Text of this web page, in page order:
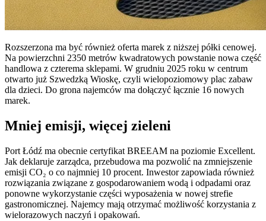
Rozszerzona ma być również oferta marek z niższej półki cenowej.
Na powierzchni 2350 metrów kwadratowych powstanie nowa część
handlowa z czterema sklepami. W grudniu 2025 roku w centrum
otwarto już Szwedzką Wioskę, czyli wielopoziomowy plac zabaw
dla dzieci. Do grona najemców ma dołączyć łącznie 16 nowych
marek.
Mniej emisji, więcej zieleni
Port Łódź ma obecnie certyfikat BREEAM na poziomie Excellent.
Jak deklaruje zarządca, przebudowa ma pozwolić na zmniejszenie
emisji CO₂ o co najmniej 10 procent. Inwestor zapowiada również
rozwiązania związane z gospodarowaniem wodą i odpadami oraz
ponowne wykorzystanie części wyposażenia w nowej strefie
gastronomicznej. Najemcy mają otrzymać możliwość korzystania z
wielorazowych naczyń i opakowań.